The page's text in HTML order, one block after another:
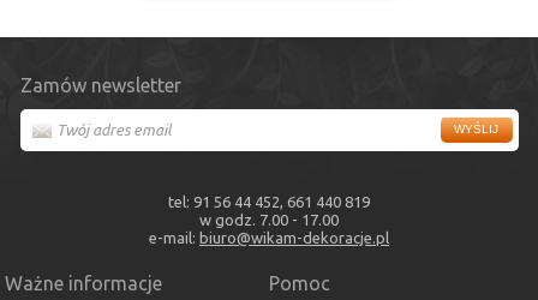
Zamów newsletter
tel: 91 56 44 452, 661 440 819
w godz. 7.00 - 17.00
e-mail: biuro@wikam-dekoracje.pl
Ważne informacje Pomoc